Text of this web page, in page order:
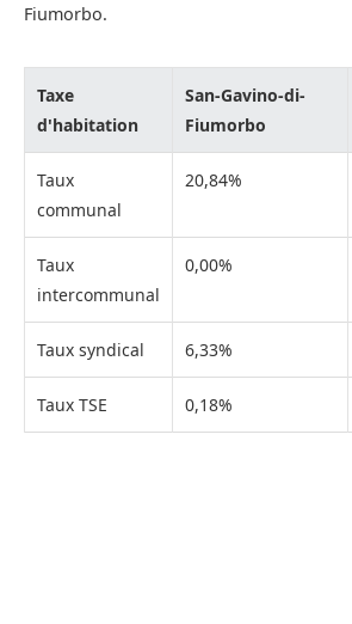
Fiumorbo.
Taxe
d'habitation
San-Gavino-di-
Fiumorbo
Taux
communal
20,84%
Taux
intercommunal
0,00%
Taux syndical 6,33%
Taux TSE 0,18%